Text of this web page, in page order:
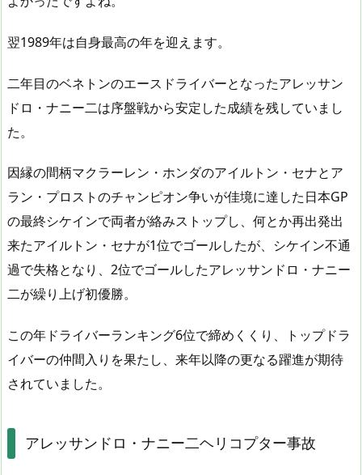
翌1989年は自身最高の年を迎えます。
二年目のベネトンのエースドライバーとなったアレッサン
ドロ・ナニー二は序盤戦から安定した成績を残していまし
た。
因縁の間柄マクラーレン・ホンダのアイルトン・セナとア
ラン・プロストのチャンピオン争いが佳境に達した日本GP
の最終シケインで両者が絡みストップし、何とか再出発出
来たアイルトン・セナが1位でゴールしたが、シケイン不通
過で失格となり、2位でゴールしたアレッサンドロ・ナニー
二が繰り上げ初優勝。
この年ドライバーランキング6位で締めくくり、トップドラ
イバーの仲間入りを果たし、来年以降の更なる躍進が期待
されていました。
アレッサンドロ・ナニー二ヘリコプター事故